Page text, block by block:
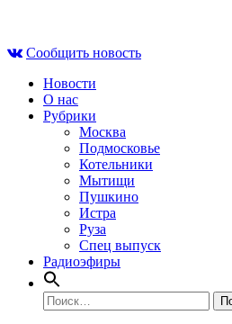
contentСообщить новость
Новости
О нас
Рубрики
Москва
Подмосковье
Котельники
Мытищи
Пушкино
Истра
Руза
Спец выпуск
Радиоэфиры
Найти: